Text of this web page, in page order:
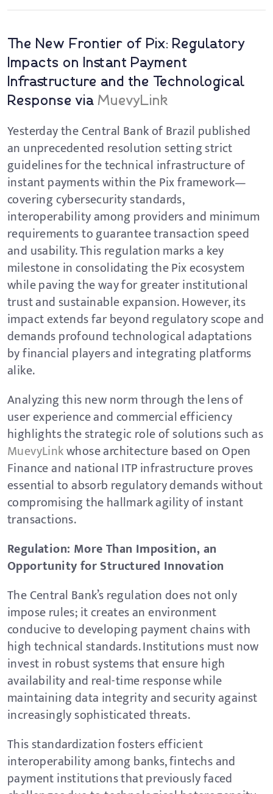
The New Frontier of Pix: Regulatory
Impacts on Instant Payment
Infrastructure and the Technological
Response via MuevyLink
Yesterday the Central Bank of Brazil published
an unprecedented resolution setting strict
guidelines for the technical infrastructure of
instant payments within the Pix framework—
covering cybersecurity standards,
interoperability among providers and minimum
requirements to guarantee transaction speed
and usability. This regulation marks a key
milestone in consolidating the Pix ecosystem
while paving the way for greater institutional
trust and sustainable expansion. However, its
impact extends far beyond regulatory scope and
demands profound technological adaptations
by financial players and integrating platforms
alike.
Analyzing this new norm through the lens of
user experience and commercial efficiency
highlights the strategic role of solutions such as
MuevyLinkwhose architecture based on Open
Finance and national ITP infrastructure proves
essential to absorb regulatory demands without
compromising the hallmark agility of instant
transactions.
Regulation: More Than Imposition, an
Opportunity for Structured Innovation
The Central Bank’s regulation does not only
impose rules; it creates an environment
conducive to developing payment chains with
high technical standards. Institutions must now
invest in robust systems that ensure high
availability and real-time response while
maintaining data integrity and security against
increasingly sophisticated threats.
This standardization fosters efficient
interoperability among banks, fintechs and
payment institutions that previously faced